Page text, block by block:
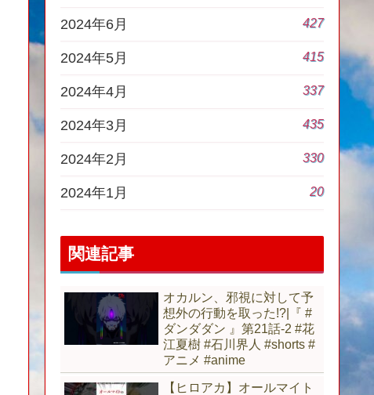
2024年6月 427
2024年5月 415
2024年4月 337
2024年3月 435
2024年2月 330
2024年1月 20
関連記事
オカルン、邪視に対して予
想外の行動を取った!?|『 #
ダンダダン 』第21話-2 #花
江夏樹 #石川界人 #shorts #
アニメ #anime
【ヒロアカ】オールマイト